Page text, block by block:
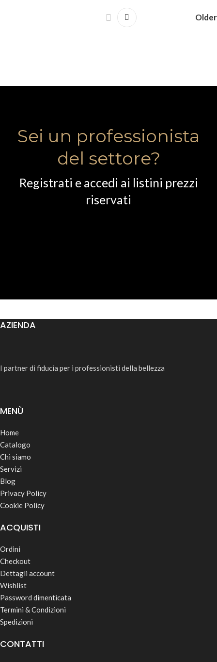
Older
Sei un professionista
del settore?
Registrati e accedi ai listini prezzi
riservati
AZIENDA
I partner di fiducia per i professionisti della bellezza
MENÙ
Home
Catalogo
Chi siamo
Servizi
Blog
Privacy Policy
Cookie Policy
ACQUISTI
Ordini
Checkout
Dettagli account
Wishlist
Password dimenticata
Termini & Condizioni
Spedizioni
CONTATTI